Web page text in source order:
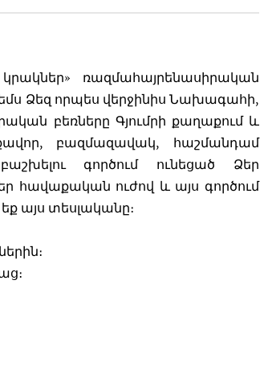
ռազմահայրենասիրական
Ձեզ որպես վերջինիս Նախագահի,
բեռները Գյումրի քաղաքում և
բազմազավակ, հաշմանդամ
գործում ունեցած Ձեր
հավաքական ուժով և այս գործում
այս տեսլականը։